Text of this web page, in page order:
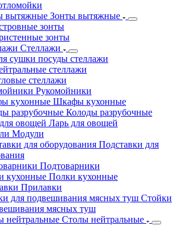
оборудование
Ванны моечные
ванны
ванны
ванны
ванны
Зонты вытяжные
зонты
зонты
Стеллажи
сушки посуды стеллажи
стеллажи
стеллажи
Рукомойники
Шкафы кухонные
Колоды разрубочные
Ларь для овощей
Модули